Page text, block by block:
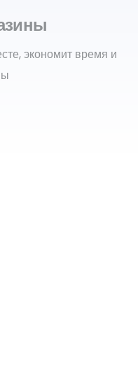
экономит время и